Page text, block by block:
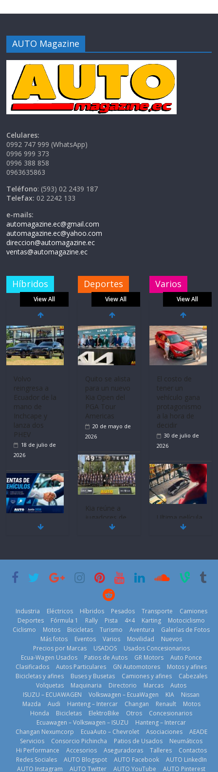
AUTO Magazine
Celulares:
0992 747 999 (WhatsApp)
0996 999 373
0996 388 858
0963635863
Teléfono: (593) 02 2439 187
Telefax: 02 2242 133
e-mails:
automagazine.ec@gmail.com
automagazine.ec@yahoo.com
direccion@automagazine.ec
ventas@automagazine.ec
Híbridos
View All
Mercado
automotor
nacional cierra
su mejor 1er
semestre en la
historia
11 de julio de
2026
Bosch y
renovable
25 de julio de
Nuevo SUV
Honda ZR-V
Advanced
Hybrid para el
mercado local
23 de julio de
Deportes
View All
La FEDAK
recibe 12
Sinotruk
Bolden para
cubrir las rutas
de La Vuelta
31 de julio de
Quito se alista
para un nuevo
2026
Kia reúne a
jugadores de
fútbol de todo
el mundo en
‘Kia OMBC
Cup’
6 de mayo de
2026
Varios
View All
Ultima película
‘Spider‑Man:
Brand New
Day’ pone en
escena a
BMW
29 de julio de
2026
¿Qué puede
pasar con tu
3 de agosto de
La FEDAK
recibe 12
Sinotruk
Bolden para
cubrir las rutas
de La Vuelta
31 de julio de
2026
Industria Eléctricos Híbridos Pesados Transporte
Camiones
Deportes
Fórmula 1 Rally Pista 4×4 Karting
Motociclismo
Ciclismo
Motos Bicicletas Turismo Aventura
Galerías de Fotos
Más fotos
Eventos Varios Movilidad
Nuevos
Precios por Marcas
USADOS
Usados Concesionarios
Ecua-Wagen Usados
Patios de Autos GR Motors
Auto Ponce
Clasificados
Autos Particulares GN Automotores
Motos y afines
Bicicletas y afines
Buses y Busetas Camiones y afines
Cabezales
Volquetas
Maquinaria Directorio Marcas
Autos
ISUZU – ECUAWAGEN
Volkswagen – EcuaWagen KIA
Nissan
Mazda
Audi Hanteng – Intercar Changan Renault
Motos
Honda
Bicicletas ElektroBike Otros
Concesionarios
Ecuawagen – Volkswagen – ISUZU
Hanteng – Intercar
Changan Nexumcorp
EcuaAuto – Chevrolet Asociaciones
AEADE
Servicios
Consorcio Pichincha Patios de Usados
Neumáticos
Hi Performance
Accesorios Aseguradoras Talleres
Contactos
Redes Sociales
AUTO Blogspot AUTO Facebook
AUTO LinkedIn
AUTO Instagram
AUTO Twitter AUTO YouTube AUTO Pinterest